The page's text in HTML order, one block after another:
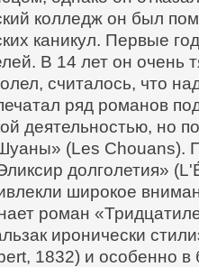
колледж он был
каникул. Первые
В 14 лет он очень
считалось, что
ряд романов
деятельностью, но
(Les Chouans).
долголетия»
широкое
роман
иронически
1832) и особенно